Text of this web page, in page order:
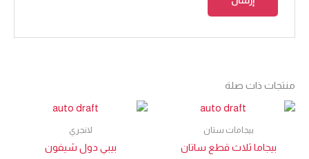
منتجات ذات صلة
بيجامات ستان
بيجاما ثلاث قطع ساتان
لانجري
بيبي دول شيفون